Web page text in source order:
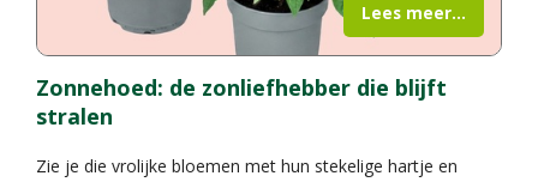
Zonnehoed: de zonliefhebber die blijft
stralen
Zie je die vrolijke bloemen met hun stekelige hartje en
Lees meer...